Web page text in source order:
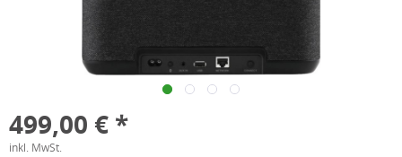
499,00 € *
inkl. MwSt.